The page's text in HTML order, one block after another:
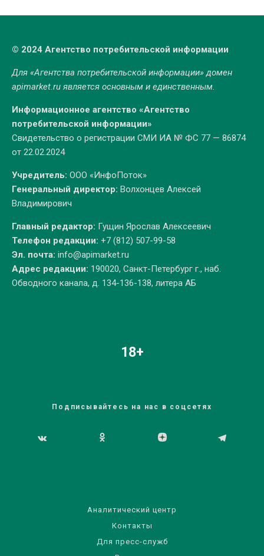
© 2024 Агентство потребительской информации
Для «Агентства потребительской информации» домен
apimarket.ruявляется основным и единственным.
Информационное агентство «Агентство
потребительской информации»
Свидетельство о регистрации СМИ ИА № ФС 77 — 86874
от 22.02.2024
Учредитель: ООО «ИнфоПоток»
Генеральный директор: Волхонцев Алексей
Владимирович
Главный редактор: Гущин Ярослав Алексеевич
Телефон редакции: +7 (812) 507-99-58
Эл. почта: info@apimarket.ru
Адрес редакции: 190020, Санкт-Петербург г., наб.
Обводного канала, д. 134-136-138, литера АБ
18+
Подписывайтесь на нас в соцсетях
Аналитический центр
Контакты
Для пресс-служб